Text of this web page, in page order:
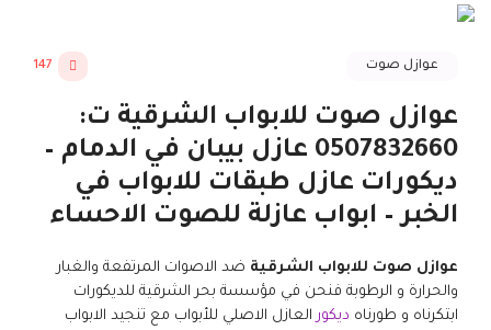
عوازل صوت 147
عوازل صوت للابواب الشرقية ت:
0507832660 عازل بيبان في الدمام –
ديكورات عازل طبقات للابواب في
الخبر – ابواب عازلة للصوت الاحساء
عوازل صوت للابواب الشرقية ضد الاصوات المرتفعة والغبار
والحرارة و الرطوبة فنحن في مؤسسة بحر الشرقية للديكورات
ابتكرناه و طورناه ديكور العازل الاصلي للأبواب مع تنجيد الابواب